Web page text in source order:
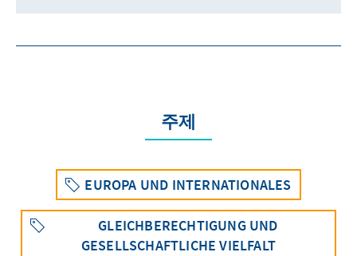
주제
EUROPA UND INTERNATIONALES
GLEICHBERECHTIGUNG UND
GESELLSCHAFTLICHE VIELFALT